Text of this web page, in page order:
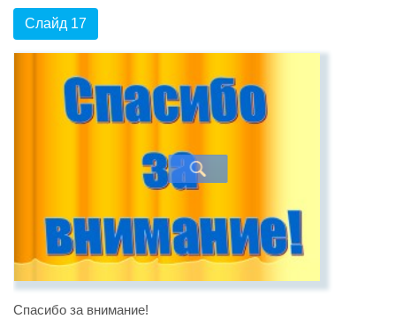
Слайд 17
Спасибо за внимание!